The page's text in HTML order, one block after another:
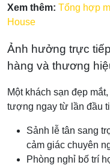
Xem thêm: Tổng hợp
House
Ảnh hưởng trực
hàng và thương
Một khách sạn đẹp
tượng ngay từ lần đầu
Sảnh lễ tân sang
cảm giác chuyên
Phòng nghỉ bố trí